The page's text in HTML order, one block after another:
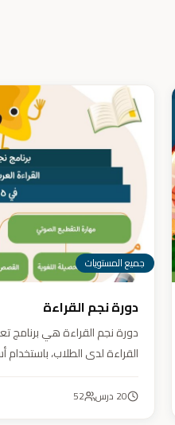
جميع المستويات
دورة نجم القراءة
دورة نجم القراءة هي برنامج
القراءة لدى الطلاب،
والمسابقات والمحادثات. يهدف
20 درس 52